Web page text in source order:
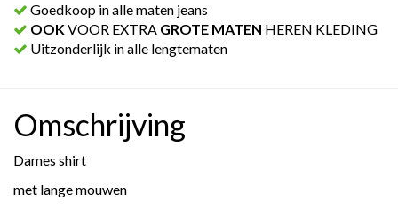
Goedkoop in alle maten jeans
OOKVOOR EXTRA GROTE MATEN HEREN KLEDING
Uitzonderlijk in alle lengtematen
Omschrijving
Dames shirt
met lange mouwen